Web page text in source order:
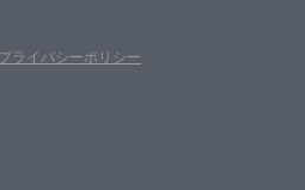
プライバシーポリシー